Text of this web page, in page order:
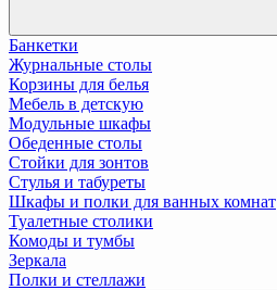
Банкетки
Журнальные столы
Корзины для белья
Мебель в детскую
Модульные шкафы
Обеденные столы
Стойки для зонтов
Стулья и табуреты
Шкафы и полки для ванных комнат
Туалетные столики
Комоды и тумбы
Зеркала
Полки и стеллажи